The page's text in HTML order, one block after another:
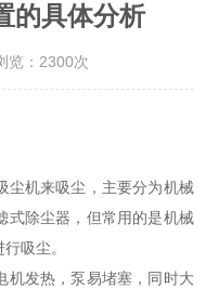
的具体分析
览：2300次
尘机来吸尘，主要分为机械
式除尘器，但常用的是机械
吸尘。
发热，泵易堵塞，同时大